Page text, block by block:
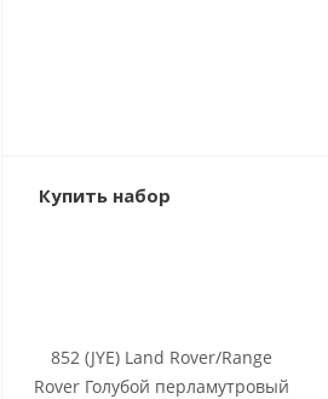
Купить набор
852 (JYE) Land Rover/Range
Rover Голубой перламутровый